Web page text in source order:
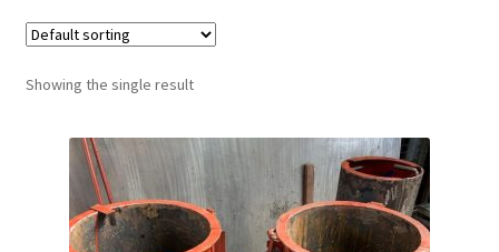
Kontak Kami
My account
Sample Page
Showing the single result